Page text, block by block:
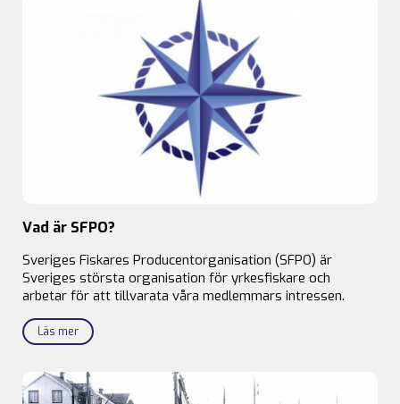
Vad är SFPO?
Sveriges Fiskares Producentorganisation (SFPO) är
Sveriges största organisation för yrkesfiskare och
arbetar för att tillvarata våra medlemmars intressen.
Läs mer